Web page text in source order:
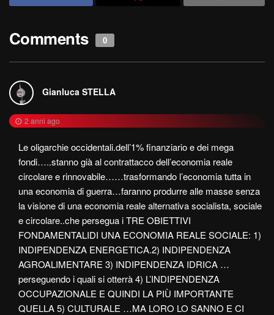
Comments 0
Gianluca STELLA
2 anni ago
Le oligarchie occidentali.dell’1% finanziario e dei mega
fondi…..stanno già al contrattacco dell’economia reale
circolare e rinnovabile……trasformando l’economia tutta in
una economia di guerra…faranno produrre alle masse senza
la visione di una economia reale alternativa socialista, sociale
e circolare..che persegua i TRE OBIETTIVI
FONDAMENTALIDI UNA ECONOMIA REALE SOCIALE: 1)
INDIPENDENZA ENERGETICA.2) INDIPENDENZA
AGROALIMENTARE 3) INDIPENDENZA IDRICA …
perseguendo i quali si otterrà 4) L’INDIPENDENZA
OCCUPAZIONALE E QUINDI LA PIÙ IMPORTANTE
QUELLA 5) CULTURALE …MA LORO LO SANNO E CI